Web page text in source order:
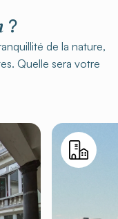
?
de la nature,
Quelle sera votre